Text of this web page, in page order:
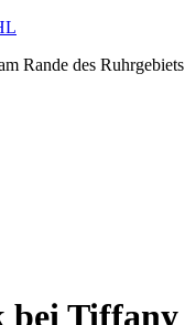
Rande des Ruhrgebiets
bei Tiffany